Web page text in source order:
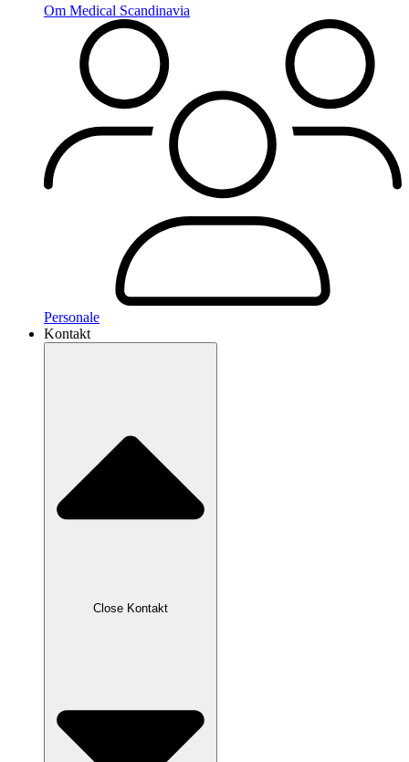
Om Medical Scandinavia
Personale
Kontakt
Close Kontakt